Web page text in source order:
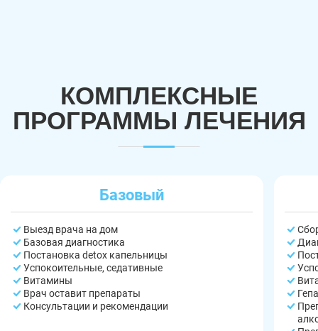
КОМПЛЕКСНЫЕ
ПРОГРАММЫ ЛЕЧЕНИЯ
Базовый
Выезд врача на дом
Базовая диагностика
Постановка detox капельницы
Успокоительные, седативные
Витамины
Врач оставит препараты
Консультации и рекомендации